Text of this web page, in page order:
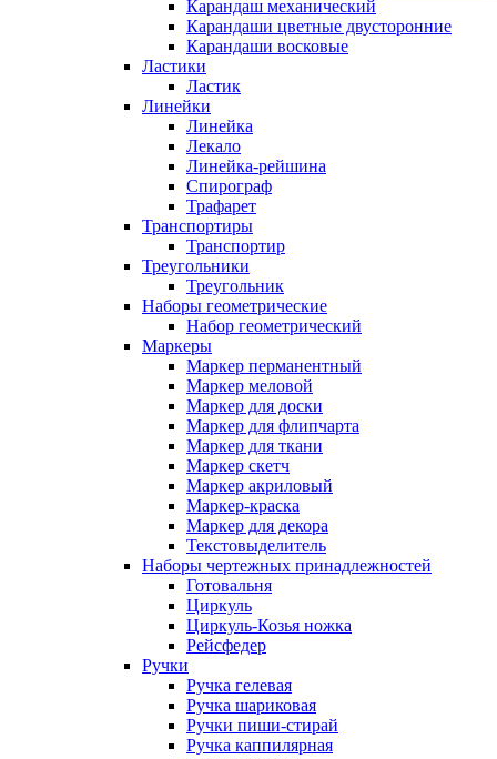
Карандаш механический
Карандаши цветные двусторонние
Карандаши восковые
Ластики
Ластик
Линейки
Линейка
Лекало
Линейка-рейшина
Спирограф
Трафарет
Транспортиры
Транспортир
Треугольники
Треугольник
Наборы геометрические
Набор геометрический
Маркеры
Маркер перманентный
Маркер меловой
Маркер для доски
Маркер для флипчарта
Маркер для ткани
Маркер скетч
Маркер акриловый
Маркер-краска
Маркер для декора
Текстовыделитель
Наборы чертежных принадлежностей
Готовальня
Циркуль
Циркуль-Козья ножка
Рейсфедер
Ручки
Ручка гелевая
Ручка шариковая
Ручки пиши-стирай
Ручка каппилярная